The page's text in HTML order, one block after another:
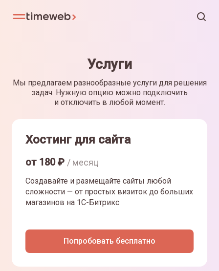
Услуги
Мы предлагаем разнообразные услуги для решения
задач. Нужную опцию можно подключить
и отключить в любой момент.
Хостинг для сайта
от 180₽ / месяц
Создавайте и размещайте сайты любой
сложности — от простых визиток до больших
магазинов на 1С-Битрикс
Попробовать бесплатно